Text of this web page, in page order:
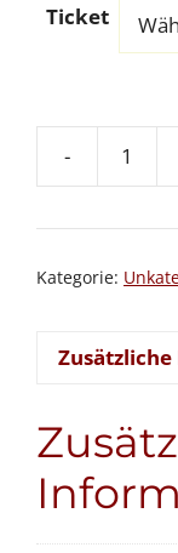
Ticket
-
Kategorie: